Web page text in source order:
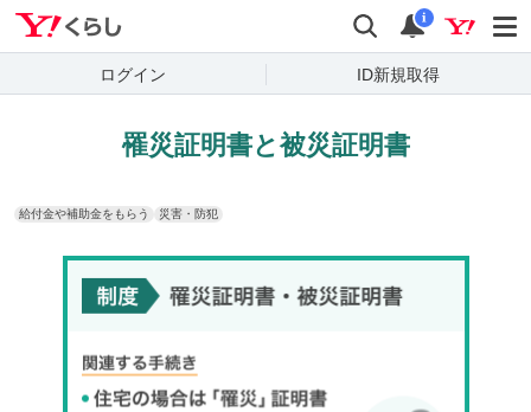
検索 通知
i
ログイン ID新規取得
罹災証明書と被災証明書
給付金や補助金をもらう 災害・防犯